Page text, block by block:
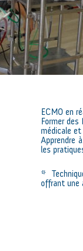
ECMO en
Former des
médicale
Apprendre
les
*
offrant une